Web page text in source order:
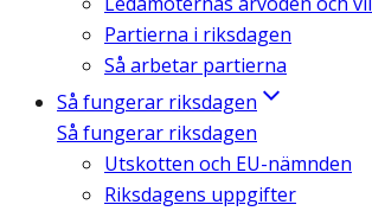
Partierna i riksdagen
Så arbetar partierna
Så fungerar riksdagen
Så fungerar riksdagen
Utskotten och EU-nämnden
Riksdagens uppgifter